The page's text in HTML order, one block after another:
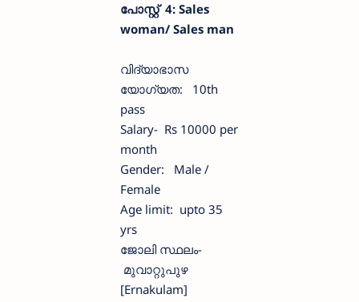
പോസ്റ്റ് 4: Sales
woman/ Sales man
വിദ്യാഭാസ
യോഗ്യത: 10th
pass
Salary- Rs 10000 per
month
Gender: Male /
Female
Age limit: upto 35
yrs
ജോലി സ്ഥലം-
മുവാറ്റുപുഴ
[Ernakulam]